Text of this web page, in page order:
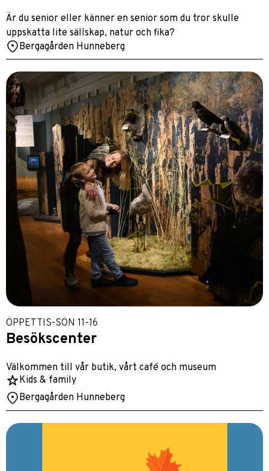
Är du senior eller känner en senior som du tror skulle
uppskatta lite sällskap, natur och fika?
Bergagården Hunneberg
ÖPPET TIS-SÖN 11-16
Besökscenter
Välkommen till vår butik, vårt café och museum
Kids & family
Bergagården Hunneberg